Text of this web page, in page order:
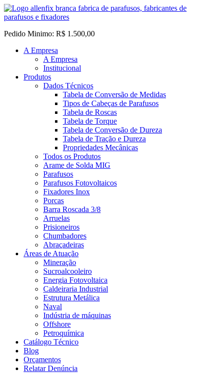
Pedido Minimo: R$ 1.500,00
A Empresa
A Empresa
Institucional
Produtos
Dados Técnicos
Tabela de Conversão de Medidas
Tipos de Cabeças de Parafusos
Tabela de Roscas
Tabela de Torque
Tabela de Conversão de Dureza
Tabela de Tração e Dureza
Propriedades Mecânicas
Todos os Produtos
Arame de Solda MIG
Parafusos
Parafusos Fotovoltaicos
Fixadores Inox
Porcas
Barra Roscada 3/8
Arruelas
Prisioneiros
Chumbadores
Abraçadeiras
Áreas de Atuação
Mineração
Sucroalcooleiro
Energia Fotovoltaica
Caldeiraria Industrial
Estrutura Metálica
Naval
Indústria de máquinas
Offshore
Petroquímica
Catálogo Técnico
Blog
Orçamentos
Relatar Denúncia